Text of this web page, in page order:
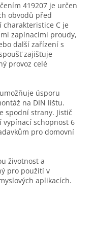
419207 je určen
obvodů před
charakteristice C je
zapínacími proudy,
další zařízení s
zajišťuje
provoz celé
úsporu
na DIN lištu.
spodní strany. Jistič
vypínací schopnost 6
pro domovní
životnost a
pro použití v
aplikacích.